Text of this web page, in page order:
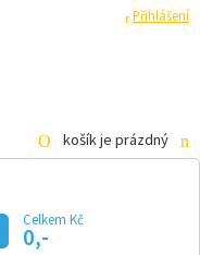
Přihlášení
košík je prázdný
Celkem Kč
0,-